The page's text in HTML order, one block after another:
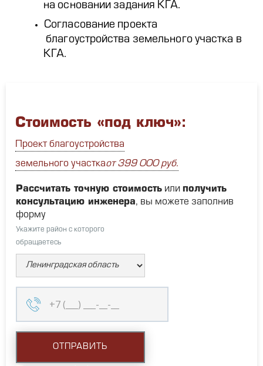
на основании задания КГА.
Согласование проекта
благоустройства земельного участка в
КГА.
Стоимость «под ключ»:
Проект благоустройства
земельного участкаот 399 000 руб.
Рассчитать точную стоимость илиполучить
консультацию инженера, вы можете заполнив
форму
Укажите район с которого
обращаетесь